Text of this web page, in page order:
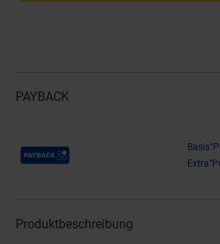
PAYBACK
Payback Punkte
Produktbeschreibung